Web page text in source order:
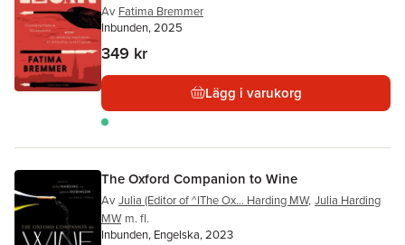
Av Fatima Bremmer
Inbunden, 2025
349 kr
Lägg i varukorg
The Oxford Companion to Wine
Av Julia (Editor of ^IThe Ox... Harding MW, Julia Harding
MW m. fl.
Inbunden, Engelska, 2023